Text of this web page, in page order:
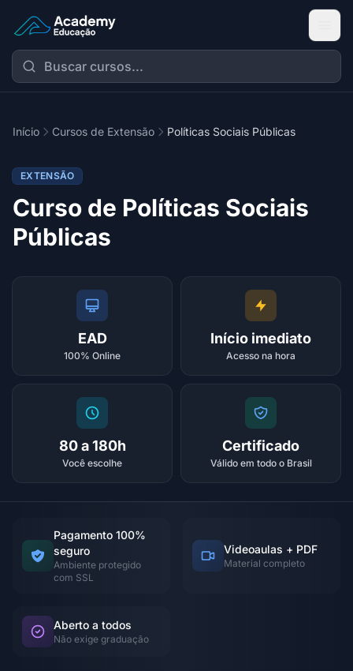
Academy Extensão
Início Cursos de Extensão Políticas Sociais Públicas
EXTENSÃO
Curso de Políticas Sociais
Públicas
EAD
100% Online
Início imediato
Acesso na hora
80 a 180h
Você escolhe
Certificado
Válido em todo o Brasil
Pagamento 100%
seguro
Ambiente protegido
com SSL
Videoaulas + PDF
Material completo
Aberto a todos
Não exige graduação